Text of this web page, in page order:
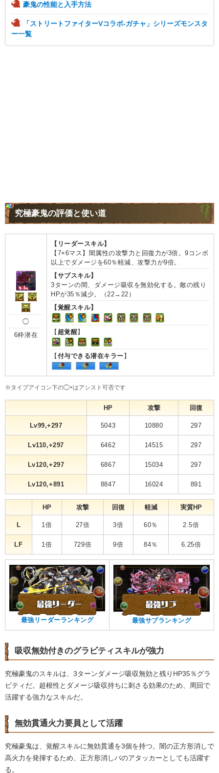
豪鬼の性能と入手方法
「ストリートファイターVコラボ-ガチャ」シリーズモンスタ
ー一覧
究極豪鬼の評価と使い道
◯
6枠潜在
【リーダースキル】
【7×6マス】闇属性の攻撃力と回復力が3倍。9コンボ
以上でダメージを60％軽減、攻撃力が9倍。
【サブスキル】
3ターンの間、ダメージ吸収を無効化する。敵の残り
HPが35％減少。（22→22）
【覚醒スキル】
【 超覚醒】
【 付与できる潜在キラー 】
※タイプアイコン下の◯×はアシスト可否です
HP 攻撃 回復
Lv99,+297 5043 10880 297
Lv110,+297 6462 14515 297
Lv120,+297 6867 15034 297
Lv120,+891 8847 16024 891
HP 攻撃 回復 軽減 実質HP
L 1倍 27倍 3倍 60％ 2.5倍
LF 1倍 729倍 9倍 84％ 6.25倍
最強リーダーランキング 最強サブランキング
吸収無効付きのグラビティスキルが強力
究極豪鬼のスキルは、3ターンダメージ吸収無効と残りHP35％グラ
ビティだ。超根性とダメージ吸収持ちに刺さる効果のため、周回で
活躍する強力なスキルだ。
無効貫通火力要員として活躍
究極豪鬼は、覚醒スキルに無効貫通を3個を持つ。闇の正方形消しで
高火力を発揮するため、正方形消しパのアタッカーとしても活躍す
る。